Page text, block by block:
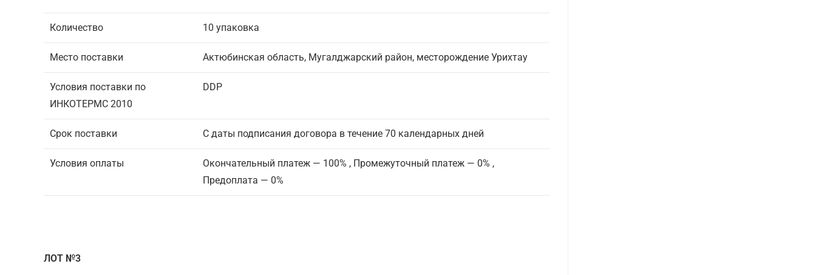
Количество 10 упаковка
Место поставки Актюбинская область, Мугалджарский район, месторождение Урихтау
Условия поставки по
ИНКОТЕРМС 2010
DDP
Срок поставки С даты подписания договора в течение 70 календарных дней
Условия оплаты
Окончательный платеж — 100% , Промежуточный платеж — 0% ,
Предоплата — 0%
ЛОТ №3